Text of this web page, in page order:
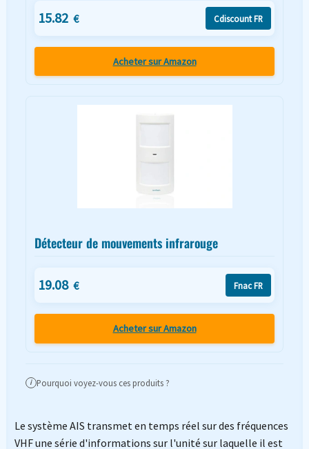
15.82 € Cdiscount FR
Acheter sur Amazon
Détecteur de mouvements infrarouge
19.08 € Fnac FR
Acheter sur Amazon
i Pourquoi voyez-vous ces produits ?
Le système AIS transmet en temps réel sur des fréquences
VHF une série d'informations sur l'unité sur laquelle il est